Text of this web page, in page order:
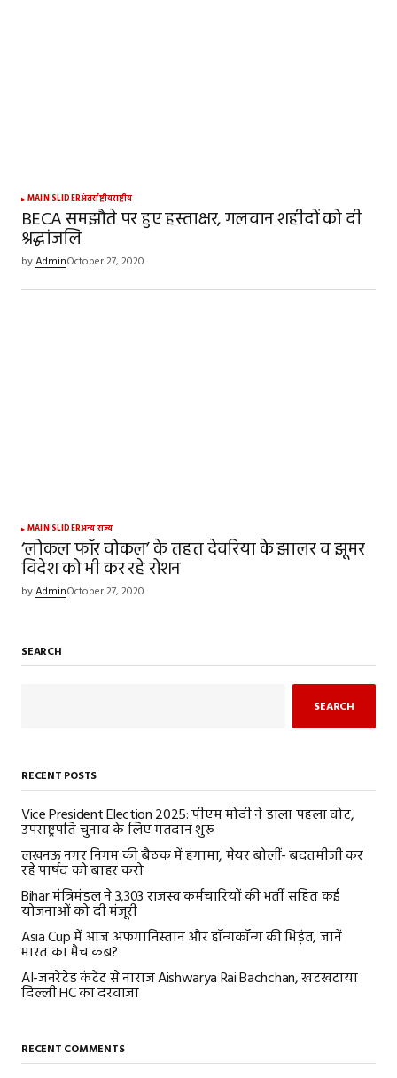
MAIN SLIDERअंतर्राष्ट्रीयराष्ट्रीय
BECA समझौते पर हुए हस्ताक्षर, गलवान शहीदों को दी
श्रद्धांजलि
byAdminOctober 27, 2020
MAIN SLIDERअन्य राज्य
‘लोकल फॉर वोकल’ के तहत देवरिया के झालर व झूमर
विदेश को भी कर रहे रोशन
byAdminOctober 27, 2020
SEARCH
SEARCH
RECENT POSTS
Vice President Election 2025: पीएम मोदी ने डाला पहला वोट,
उपराष्ट्रपति चुनाव के लिए मतदान शुरू
लखनऊ नगर निगम की बैठक में हंगामा, मेयर बोलीं- बदतमीजी कर
रहे पार्षद को बाहर करो
Bihar मंत्रिमंडल ने 3,303 राजस्व कर्मचारियों की भर्ती सहित कई
योजनाओं को दी मंजूरी
Asia Cup में आज अफगानिस्तान और हॉन्गकॉन्ग की भिड़ंत, जानें
भारत का मैच कब?
AI-जनरेटेड कंटेंट से नाराज Aishwarya Rai Bachchan, खटखटाया
दिल्ली HC का दरवाजा
RECENT COMMENTS